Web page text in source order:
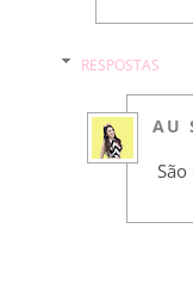
RESPOSTAS
AU